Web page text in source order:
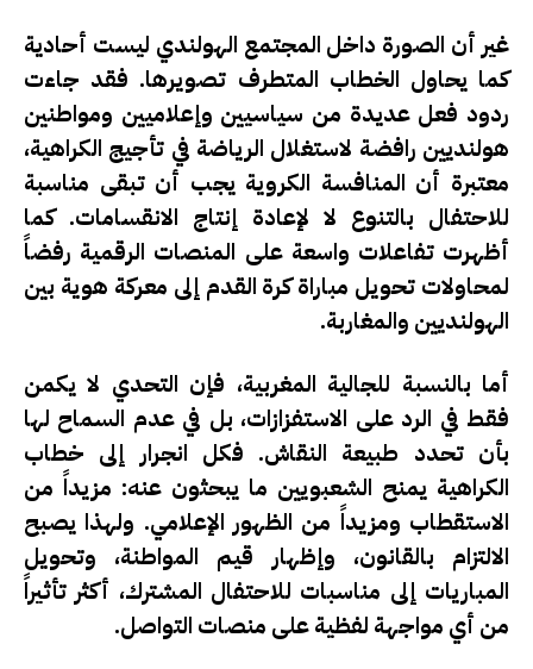
غير أن الصورة داخل المجتمع الهولندي ليست أحادية
كما يحاول الخطاب المتطرف تصويرها. فقد جاءت
ردود فعل عديدة من سياسيين وإعلاميين ومواطنين
هولنديين رافضة لاستغلال الرياضة في تأجيج الكراهية،
معتبرة أن المنافسة الكروية يجب أن تبقى مناسبة
للاحتفال بالتنوع لا لإعادة إنتاج الانقسامات. كما
أظهرت تفاعلات واسعة على المنصات الرقمية رفضاً
لمحاولات تحويل مباراة كرة القدم إلى معركة هوية بين
الهولنديين والمغاربة.
أما بالنسبة للجالية المغربية، فإن التحدي لا يكمن
فقط في الرد على الاستفزازات، بل في عدم السماح لها
بأن تحدد طبيعة النقاش. فكل انجرار إلى خطاب
الكراهية يمنح الشعبويين ما يبحثون عنه: مزيداً من
الاستقطاب ومزيداً من الظهور الإعلامي. ولهذا يصبح
الالتزام بالقانون، وإظهار قيم المواطنة، وتحويل
المباريات إلى مناسبات للاحتفال المشترك، أكثر تأثيراً
من أي مواجهة لفظية على منصات التواصل.